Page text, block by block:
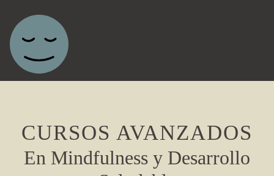
Navegación principal
CURSOS AVANZADOS
En Mindfulness y Desarrollo